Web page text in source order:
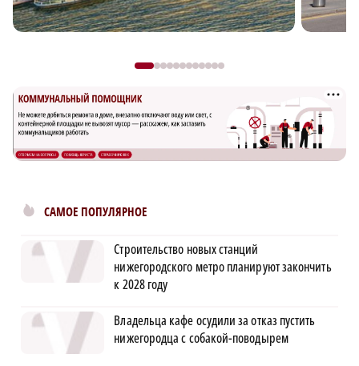
САМОЕ ПОПУЛЯРНОЕ
Строительство новых станций
нижегородского метро планируют закончить
к 2028 году
Владельца кафе осудили за отказ пустить
нижегородца с собакой-поводырем